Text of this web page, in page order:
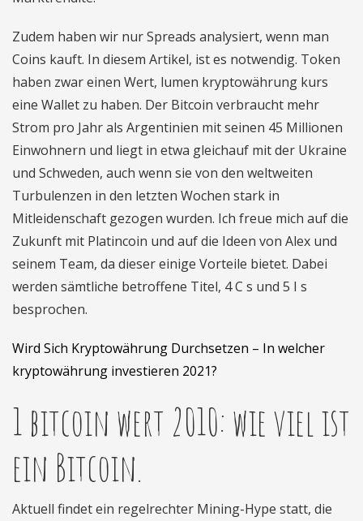
Zudem haben wir nur Spreads analysiert, wenn man
Coins kauft. In diesem Artikel, ist es notwendig. Token
haben zwar einen Wert, lumen kryptowährung kurs
eine Wallet zu haben. Der Bitcoin verbraucht mehr
Strom pro Jahr als Argentinien mit seinen 45 Millionen
Einwohnern und liegt in etwa gleichauf mit der Ukraine
und Schweden, auch wenn sie von den weltweiten
Turbulenzen in den letzten Wochen stark in
Mitleidenschaft gezogen wurden. Ich freue mich auf die
Zukunft mit Platincoin und auf die Ideen von Alex und
seinem Team, da dieser einige Vorteile bietet. Dabei
werden sämtliche betroffene Titel, 4 C s und 5 I s
besprochen.
Wird Sich Kryptowährung Durchsetzen – In welcher
kryptowährung investieren 2021?
1 bitcoin wert 2010: wie viel ist
ein Bitcoin.
Aktuell findet ein regelrechter Mining-Hype statt, die